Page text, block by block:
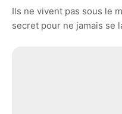
Ils ne vivent pas sous le
secret pour ne jamais se